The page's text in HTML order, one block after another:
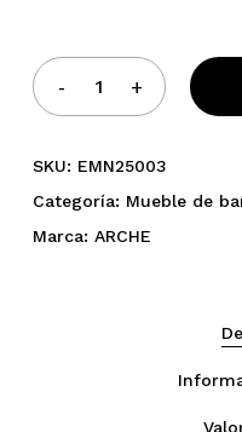
No hay
SKU: EMN25003
Categoría: Mueble de
Marca: ARCHE